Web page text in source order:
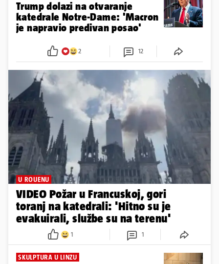
Trump dolazi na otvaranje
katedrale Notre-Dame: 'Macron
je napravio predivan posao'
2 12
U ROUENU
VIDEO Požar u Francuskoj, gori
toranj na katedrali: 'Hitno su je
evakuirali, službe su na terenu'
1 1
SKULPTURA U LINZU